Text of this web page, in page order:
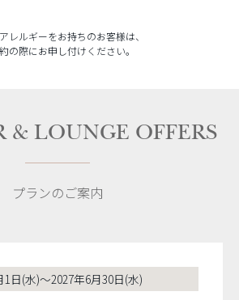
レルギーをお持ちのお客様は、
の際にお申し付けください。
& LOUNGE​ OFFERS
プランのご案内
1日(水)～2027年6月30日(水)